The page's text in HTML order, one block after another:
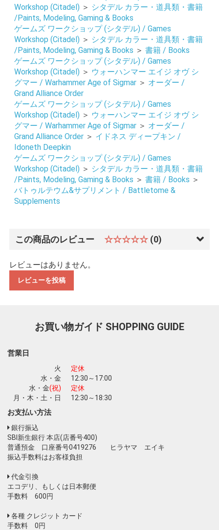
お買い物を続ける カートへ進む
Workshop (Citadel) ＞ シタデル カラー・道具類・書籍
/Paints, Modeling, Gaming & Books
ゲームズ ワークショップ (シタデル) / Games
Workshop (Citadel) ＞ シタデル カラー・道具類・書籍
/Paints, Modeling, Gaming & Books ＞ 書籍 / Books
ゲームズ ワークショップ (シタデル) / Games
Workshop (Citadel) ＞ ウォーハンマー エイジ オヴ シ
グマー / Warhammer Age of Sigmar ＞ オーダー /
Grand Alliance Order
ゲームズ ワークショップ (シタデル) / Games
Workshop (Citadel) ＞ ウォーハンマー エイジ オヴ シ
グマー / Warhammer Age of Sigmar ＞ オーダー /
Grand Alliance Order ＞ イドネス ディープキン /
Idoneth Deepkin
ゲームズ ワークショップ (シタデル) / Games
Workshop (Citadel) ＞ シタデル カラー・道具類・書籍
/Paints, Modeling, Gaming & Books ＞ 書籍 / Books ＞
バトゥルテウム&サプリメント / Battletome &
Supplements
この商品のレビュー ☆☆☆☆☆ (0)
レビューはありません。
レビューを投稿
お買い物ガイド SHOPPING GUIDE
営業日
火
定休
水・金
12:30～17:00
水・金(祝)
定休
月・木・土・日
12:30～18:30
お支払い方法
銀行振込
SBI新生銀行 本店(店番号400)
普通預金 口座番号0419276 ヒラヤマ エイキ
振込手数料はお客様負担
代金引換
エコデリ、もしくは日本郵便
手数料 600円
各種 クレジット カード
手数料 0円